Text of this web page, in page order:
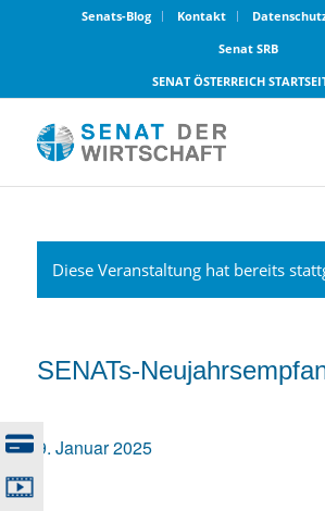
Senats-Blog Kontakt
Senat SRB
SENAT ÖSTERREICH
Diese Veranstaltung hat bereits
SENATs-
9. Januar 2025